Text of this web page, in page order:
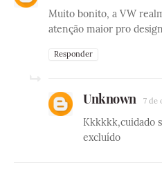
Muito bonito, a VW
atenção maior pro design
Responder
Unknown 7 de
Kkkkkk,cuidado
excluído